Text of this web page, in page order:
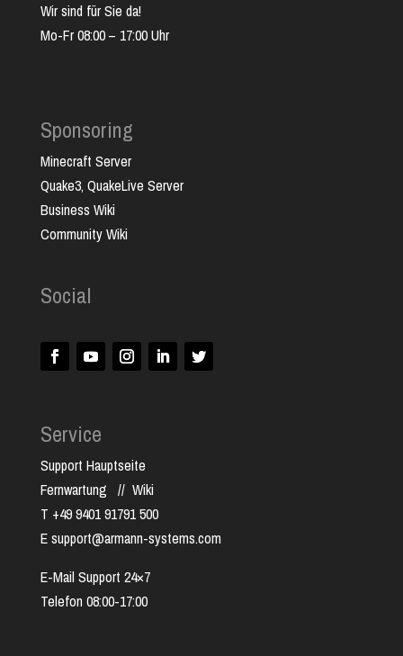
Wir sind für Sie da!
Mo-Fr 08:00 – 17:00 Uhr
Sponsoring
Minecraft Server
Quake3, QuakeLive Server
Business Wiki
Community Wiki
Social
Service
Support Hauptseite
Fernwartung // Wiki
T +49 9401 91791 500
E support@armann-systems.com
E-Mail Support 24×7
Telefon 08:00-17:00